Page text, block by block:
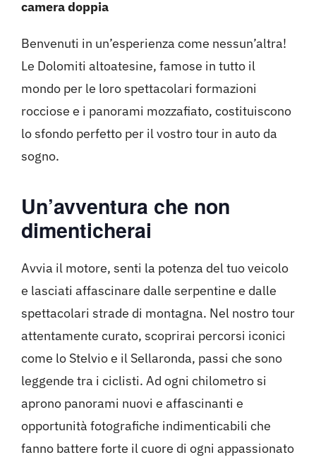
camera doppia
Benvenuti in un’esperienza come nessun’altra!
Le Dolomiti altoatesine, famose in tutto il
mondo per le loro spettacolari formazioni
rocciose e i panorami mozzafiato, costituiscono
lo sfondo perfetto per il vostro tour in auto da
sogno.
Un’avventura che non
dimenticherai
Avvia il motore, senti la potenza del tuo veicolo
e lasciati affascinare dalle serpentine e dalle
spettacolari strade di montagna. Nel nostro tour
attentamente curato, scoprirai percorsi iconici
come lo Stelvio e il Sellaronda, passi che sono
leggende tra i ciclisti. Ad ogni chilometro si
aprono panorami nuovi e affascinanti e
opportunità fotografiche indimenticabili che
fanno battere forte il cuore di ogni appassionato